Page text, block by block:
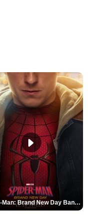
Spider-Man: Brand New Day Bande-annonce VO STFR